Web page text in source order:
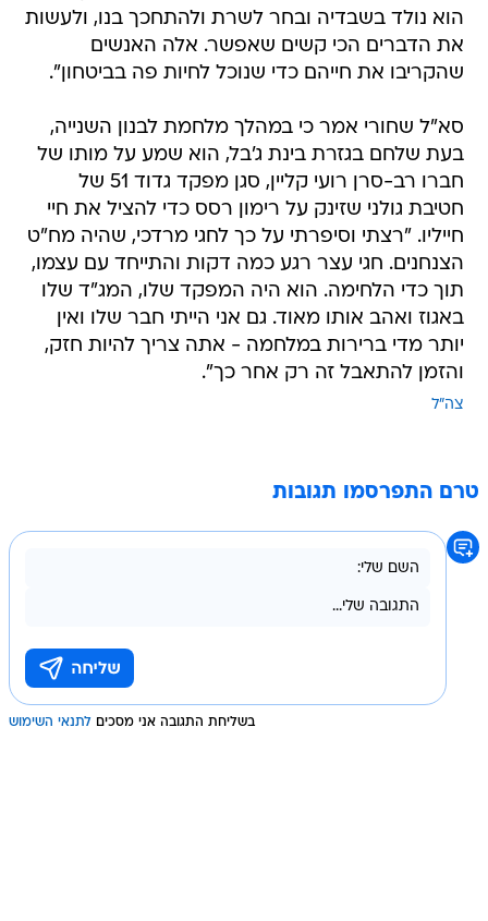
הוא נולד בשבדיה ובחר לשרת ולהתחכך בנו, ולעשות
את הדברים הכי קשים שאפשר. אלה האנשים
שהקריבו את חייהם כדי שנוכל לחיות פה בביטחון".
סא"ל שחורי אמר כי במהלך מלחמת לבנון השנייה,
בעת שלחם בגזרת בינת ג'בל, הוא שמע על מותו של
חברו רב-סרן רועי קליין, סגן מפקד גדוד 51 של
חטיבת גולני שזינק על רימון רסס כדי להציל את חיי
חייליו. "רצתי וסיפרתי על כך לחגי מרדכי, שהיה מח"ט
הצנחנים. חגי עצר רגע כמה דקות והתייחד עם עצמו,
תוך כדי הלחימה. הוא היה המפקד שלו, המג"ד שלו
באגוז ואהב אותו מאוד. גם אני הייתי חבר שלו ואין
יותר מדי ברירות במלחמה - אתה צריך להיות חזק,
והזמן להתאבל זה רק אחר כך".
צה"ל
טרם התפרסמו תגובות
בשליחת התגובה אני מסכים לתנאי השימוש